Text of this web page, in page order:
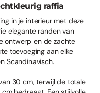
raffia
in je interieur met deze
elegante randen van
ontwerp en de zachte
toevoeging aan elke
Scandinavisch.
30 cm, terwijl de totale